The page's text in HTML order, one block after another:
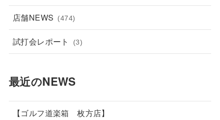
店舗NEWS (474)
試打会レポート (3)
最近のNEWS
【ゴルフ道楽箱 枚方店】